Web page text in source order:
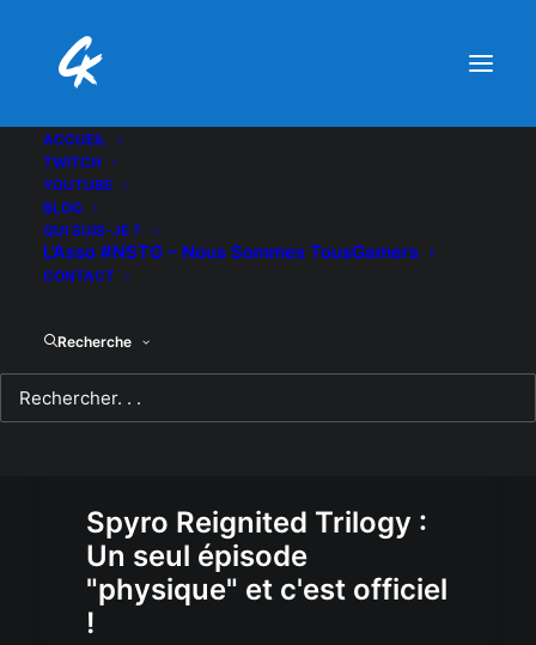
ACCUEIL
TWITCH
YOUTUBE
BLOG
QUI SUIS-JE ?
L’Asso #NSTG – Nous Sommes TousGamers
CONTACT
Recherche
Spyro Reignited Trilogy :
Un seul épisode
"physique" et c'est officiel
!